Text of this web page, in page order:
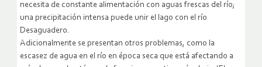
necesita de constante alimentación con aguas frescas del río;
una precipitación intensa puede unir el lago con el río
Desaguadero.
Adicionalmente se presentan otros problemas, como la
escasez de agua en el río en época seca que está afectando a